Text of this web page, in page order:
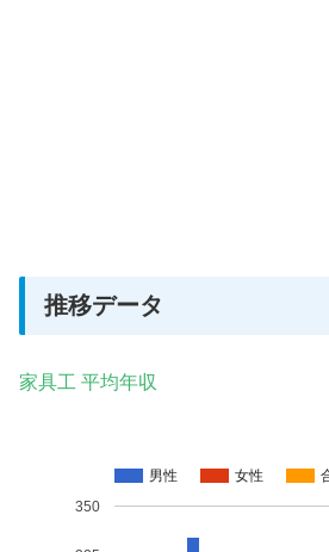
推移データ
家具工 平均年収
男性 女性
350